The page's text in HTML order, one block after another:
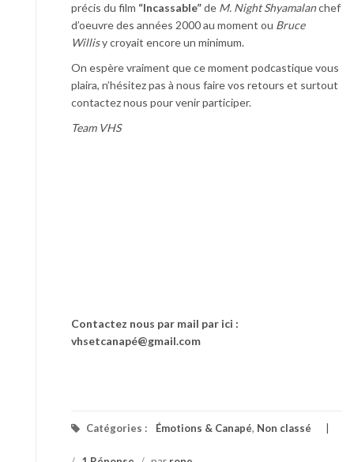
précis du film “Incassable”de M. Night Shyamalanchef
d’oeuvre des années 2000 au moment ou Bruce
Willisy croyait encore un minimum.
On espère vraiment que ce moment podcastique vous
plaira, n’hésitez pas à nous faire vos retours et surtout
contactez nous pour venir participer.
Team VHS
Contactez nous par mail par ici :
vhsetcanapé@gmail.com
Catégories : Émotions & Canapé, Non classé